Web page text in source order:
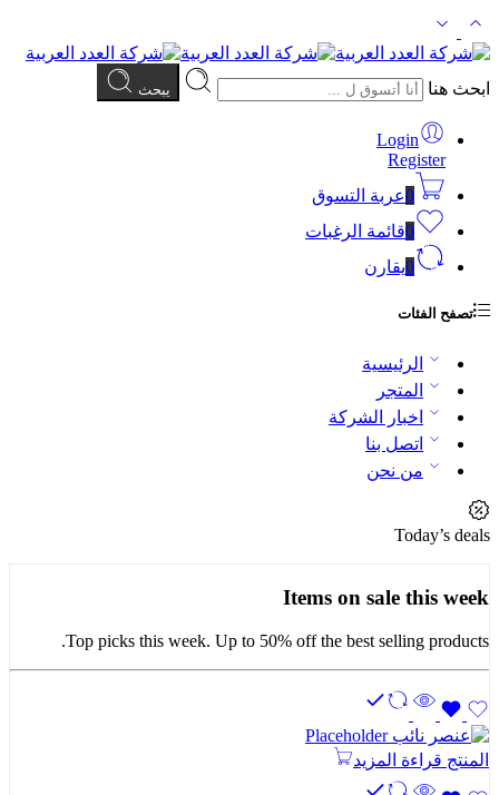
ابحث هنا يبحث
Login
Register
0عربة التسوق
0قائمة الرغبات
0يقارن
تصفح الفئات
الرئيسية
المتجر
اخبار الشركة
اتصل بنا
من نحن
Today’s deals
Items on sale this week
Top picks this week. Up to 50% off the best selling products.
المنتج قراءة المزيد